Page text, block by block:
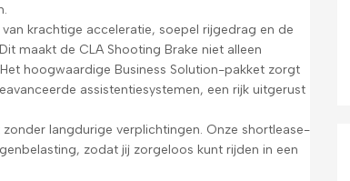
van krachtige acceleratie, soepel rijgedrag en de
maakt de CLA Shooting Brake niet alleen
hoogwaardige Business Solution-pakket zorgt
assistentiesystemen, een rijk uitgerust
langdurige verplichtingen. Onze shortlease-
zodat jij zorgeloos kunt rijden in een